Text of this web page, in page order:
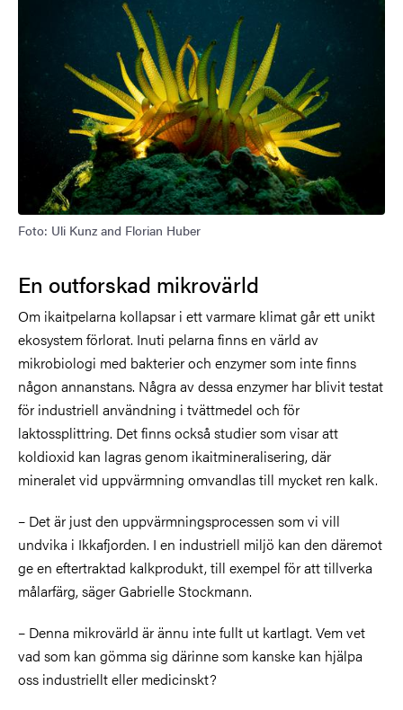
Foto: Uli Kunz and Florian Huber
En outforskad mikrovärld
Om ikaitpelarna kollapsar i ett varmare klimat går ett unikt
ekosystem förlorat. Inuti pelarna finns en värld av
mikrobiologi med bakterier och enzymer som inte finns
någon annanstans. Några av dessa enzymer har blivit testat
för industriell användning i tvättmedel och för
laktossplittring. Det finns också studier somvisar att
koldioxid kan lagras genom ikaitmineralisering, där
mineralet vid uppvärmning omvandlas till mycket ren kalk.
– Det är just den uppvärmningsprocessen som vi vill
undvika i Ikkafjorden. I en industriell miljö kan den däremot
ge en eftertraktad kalkprodukt, till exempel för att tillverka
målarfärg, säger Gabrielle Stockmann.
– Denna mikrovärld är ännu inte fullt ut kartlagt. Vem vet
vad som kan gömma sig därinne som kanske kan hjälpa
oss industriellt eller medicinskt?